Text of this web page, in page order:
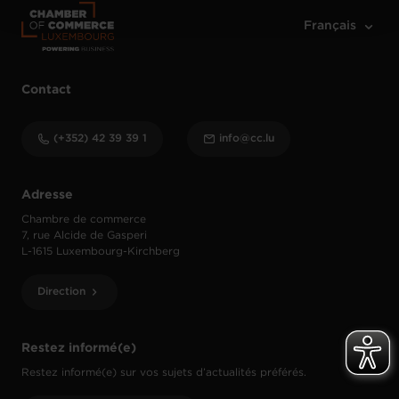
Restez informé(e)
Restez informé(e) sur vos sujets d’actualités préférés.
Adresse
Chambre de commerce
7, rue Alcide de Gasperi
L-1615 Luxembourg-Kirchberg
Direction
Contact
(+352) 42 39 39 1 info@cc.lu